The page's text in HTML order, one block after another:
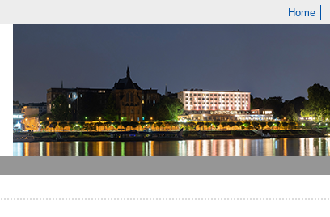
Home